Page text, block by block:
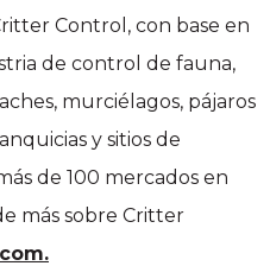
Control, con base en
de control de fauna,
murciélagos, pájaros
y sitios de
de 100 mercados en
más sobre Critter